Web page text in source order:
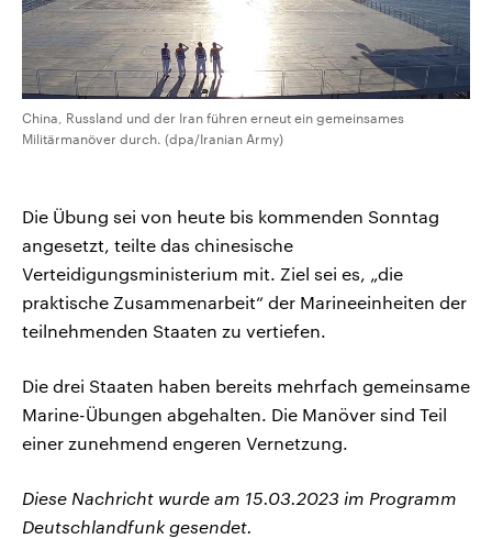
China, Russland und der Iran führen erneut ein gemeinsames
Militärmanöver durch. (dpa/Iranian Army)
Die Übung sei von heute bis kommenden Sonntag
angesetzt, teilte das chinesische
Verteidigungsministerium mit. Ziel sei es, „die
praktische Zusammenarbeit“ der Marineeinheiten der
teilnehmenden Staaten zu vertiefen.
Die drei Staaten haben bereits mehrfach gemeinsame
Marine-Übungen abgehalten. Die Manöver sind Teil
einer zunehmend engeren Vernetzung.
Diese Nachricht wurde am 15.03.2023 im Programm
Deutschlandfunk gesendet.